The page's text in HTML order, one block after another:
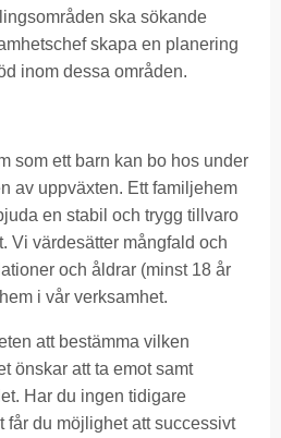
ska sökande
skapa en planering
inom dessa områden.
som ett barn kan bo hos under
av uppväxten. Ett familjehem
en stabil och trygg tillvaro
Vi värdesätter mångfald och
och åldrar (minst 18 år
i vår verksamhet.
att bestämma vilken
önskar att ta emot samt
Har du ingen tidigare
får du möjlighet att successivt